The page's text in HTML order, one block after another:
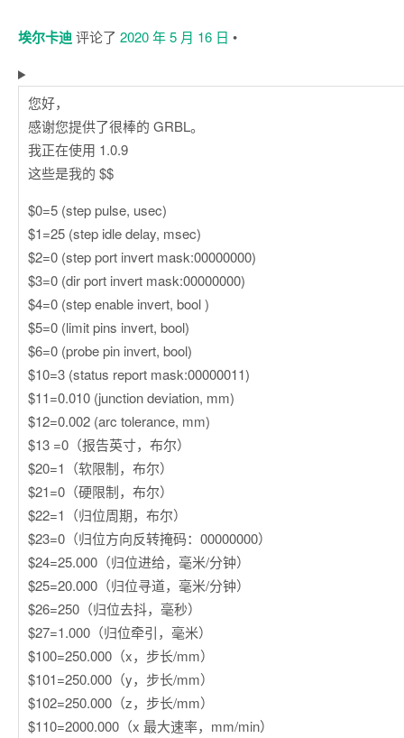
埃尔卡迪 评论了 2020 年 5 月 16 日 •
您好，
感谢您提供了很棒的 GRBL。
我正在使用 1.0.9
这些是我的 $$
$0=5 (step pulse, usec)
$1=25 (step idle delay, msec)
$2=0 (step port invert mask:00000000)
$3=0 (dir port invert mask:00000000)
$4=0 (step enable invert, bool )
$5=0 (limit pins invert, bool)
$6=0 (probe pin invert, bool)
$10=3 (status report mask:00000011)
$11=0.010 (junction deviation, mm)
$12=0.002 (arc tolerance, mm)
$13 =0（报告英寸，布尔）
$20=1（软限制，布尔）
$21=0（硬限制，布尔）
$22=1（归位周期，布尔）
$23=0（归位方向反转掩码：00000000）
$24=25.000（归位进给，毫米/分钟）
$25=20.000（归位寻道，毫米/分钟）
$26=250（归位去抖，毫秒）
$27=1.000（归位牵引，毫米）
$100=250.000（x，步长/mm）
$101=250.000（y，步长/mm）
$102=250.000（z，步长/mm）
$110=2000.000（x 最大速率，mm/min）